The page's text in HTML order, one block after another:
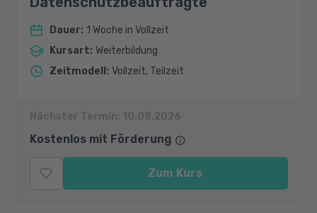
Dauer: 1 Woche in Vollzeit
Kursart: Weiterbildung
Zeitmodell : Vollzeit, Teilzeit
Nächster Termin: 10.08.2026
Kostenlos mit Förderung
Zum Kurs